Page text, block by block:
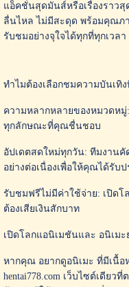
แอ็คชั่นสุดมันส์หรือเรื่องราวสุ
ลื่นไหล ไม่มีสะดุด พร้อมคุณภ
รับชมอย่างจุใจได้ทุกที่ทุกเวลา
ทำไมต้องเลือกชมความบันเทิง
ความหลากหลายของหมวดห
ทุกลักษณะที่คุณชื่นชอบ
อัปเดตสดใหม่ทุกวัน: ทีมงาน
อย่างต่อเนื่องเพื่อให้คุณได้รับ
รับชมฟรีไม่มีค่าใช้จ่าย: เปิด
ต้องเสียเงินสักบาท
เปิดโลกแอนิเมชันและ อนิเม
หากคุณ อยากดูอนิเมะ ที่มีเนื้
hentai778.com เว็บไซต์เดีย